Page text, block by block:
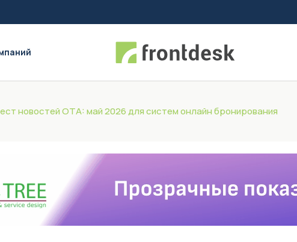
новостей OTA: май 2026 для систем онлайн бронирования